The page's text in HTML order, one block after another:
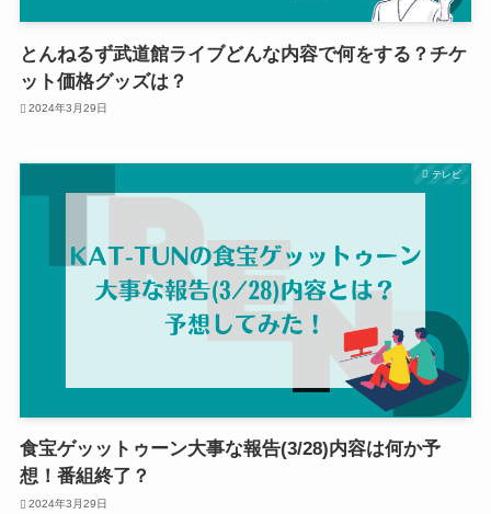
とんねるず武道館ライブどんな内容で何をする？チケ
ット価格グッズは？
2024年3月29日
テレビ
食宝ゲッットゥーン大事な報告(3/28)内容は何か予
想！番組終了？
2024年3月29日